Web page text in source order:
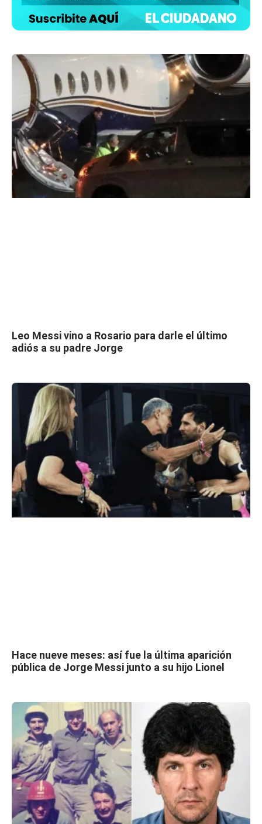
Leo Messi vino a Rosario para darle el último
adiós a su padre Jorge
Hace nueve meses: así fue la última aparición
pública de Jorge Messi junto a su hijo Lionel